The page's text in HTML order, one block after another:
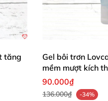
Fist 200ml từ chúng
tăng
Gel bôi trơn
mềm mượt kích
90.000₫
136.000₫
-34%